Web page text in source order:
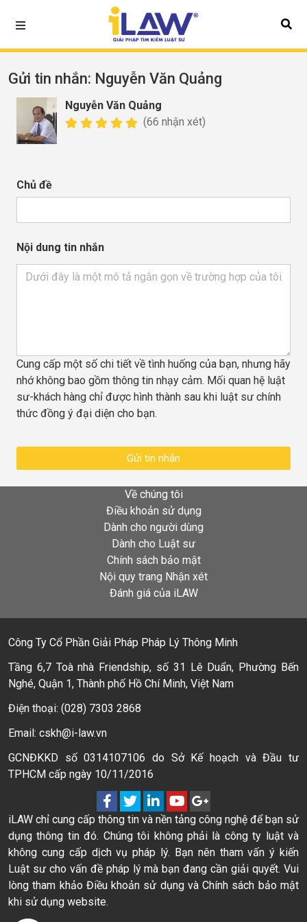
Gửi tin nhắn: Nguyễn Văn Quảng
Nguyễn Văn Quảng
(66 nhận xét)
Chủ đề
Nội dung tin nhắn
Cung cấp một số chi tiết về tình huống của bạn, nhưng hãy
nhớ không bao gồm thông tin nhạy cảm. Mối quan hệ luật
sư-khách hàng chỉ được hình thành sau khi luật sư chính
thức đồng ý đại diện cho bạn.
Gửi tin nhắn
Về chúng tôi
Điều khoản sử dụng
Dành cho người dùng
Dành cho Luật sư
Chính sách bảo mật
Nội quy trang Nhận xét
Đánh giá của iLAW
Công Ty Cổ Phần Giải Pháp Pháp Lý Thông Minh
Tầng 6,7 Toà nhà Friendship, số 31 Lê Duẩn, Phường Bến
Nghé, Quận 1, Thành phố Hồ Chí Minh, Việt Nam
Điện thoại: (028) 7303 2868
Email: cskh@i-law.vn
GCNĐKKD số 0314107106 do Sở Kế hoạch và Đầu tư
TPHCM cấp ngày 10/11/2016
iLAW chỉ cung cấp thông tin và nền tảng công nghệ để bạn sử
dụng thông tin đó. Chúng tôi không phải là công ty luật và
không cung cấp dịch vụ pháp lý. Bạn nên tham vấn ý kiến
Luật sư cho vấn đề pháp lý mà bạn đang cần giải quyết. Vui
lòng tham khảo Điều khoản sử dụng và Chính sách bảo mật
khi sử dụng website.